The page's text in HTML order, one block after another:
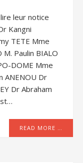
leur notice
Kangni
TETE Mme
M. Paulin BIALO
DOME Mme
ANENOU Dr
Dr Abraham
READ MORE …